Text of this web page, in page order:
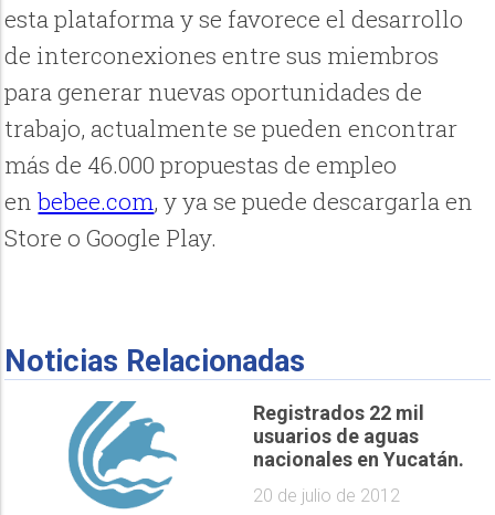
esta plataforma y se favorece el desarrollo
de interconexiones entre sus miembros
para generar nuevas oportunidades de
trabajo, actualmente se pueden encontrar
más de 46.000 propuestas de empleo
enbebee.com, y ya se puede descargarla en
Store o Google Play.
Noticias Relacionadas
Registrados 22 mil
usuarios de aguas
nacionales en Yucatán.
20 de julio de 2012